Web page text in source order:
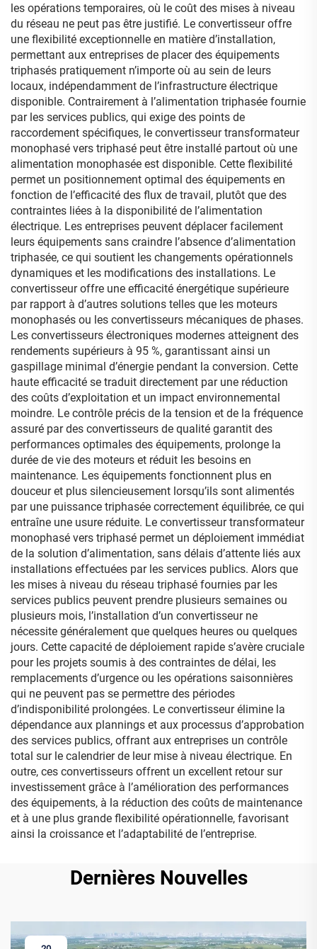
les opérations temporaires, où le coût des mises à niveau
du réseau ne peut pas être justifié. Le convertisseur offre
une flexibilité exceptionnelle en matière d’installation,
permettant aux entreprises de placer des équipements
triphasés pratiquement n’importe où au sein de leurs
locaux, indépendamment de l’infrastructure électrique
disponible. Contrairement à l’alimentation triphasée fournie
par les services publics, qui exige des points de
raccordement spécifiques, le convertisseur transformateur
monophasé vers triphasé peut être installé partout où une
alimentation monophasée est disponible. Cette flexibilité
permet un positionnement optimal des équipements en
fonction de l’efficacité des flux de travail, plutôt que des
contraintes liées à la disponibilité de l’alimentation
électrique. Les entreprises peuvent déplacer facilement
leurs équipements sans craindre l’absence d’alimentation
triphasée, ce qui soutient les changements opérationnels
dynamiques et les modifications des installations. Le
convertisseur offre une efficacité énergétique supérieure
par rapport à d’autres solutions telles que les moteurs
monophasés ou les convertisseurs mécaniques de phases.
Les convertisseurs électroniques modernes atteignent des
rendements supérieurs à 95 %, garantissant ainsi un
gaspillage minimal d’énergie pendant la conversion. Cette
haute efficacité se traduit directement par une réduction
des coûts d’exploitation et un impact environnemental
moindre. Le contrôle précis de la tension et de la fréquence
assuré par des convertisseurs de qualité garantit des
performances optimales des équipements, prolonge la
durée de vie des moteurs et réduit les besoins en
maintenance. Les équipements fonctionnent plus en
douceur et plus silencieusement lorsqu’ils sont alimentés
par une puissance triphasée correctement équilibrée, ce qui
entraîne une usure réduite. Le convertisseur transformateur
monophasé vers triphasé permet un déploiement immédiat
de la solution d’alimentation, sans délais d’attente liés aux
installations effectuées par les services publics. Alors que
les mises à niveau du réseau triphasé fournies par les
services publics peuvent prendre plusieurs semaines ou
plusieurs mois, l’installation d’un convertisseur ne
nécessite généralement que quelques heures ou quelques
jours. Cette capacité de déploiement rapide s’avère cruciale
pour les projets soumis à des contraintes de délai, les
remplacements d’urgence ou les opérations saisonnières
qui ne peuvent pas se permettre des périodes
d’indisponibilité prolongées. Le convertisseur élimine la
dépendance aux plannings et aux processus d’approbation
des services publics, offrant aux entreprises un contrôle
total sur le calendrier de leur mise à niveau électrique. En
outre, ces convertisseurs offrent un excellent retour sur
investissement grâce à l’amélioration des performances
des équipements, à la réduction des coûts de maintenance
et à une plus grande flexibilité opérationnelle, favorisant
ainsi la croissance et l’adaptabilité de l’entreprise.
Dernières Nouvelles